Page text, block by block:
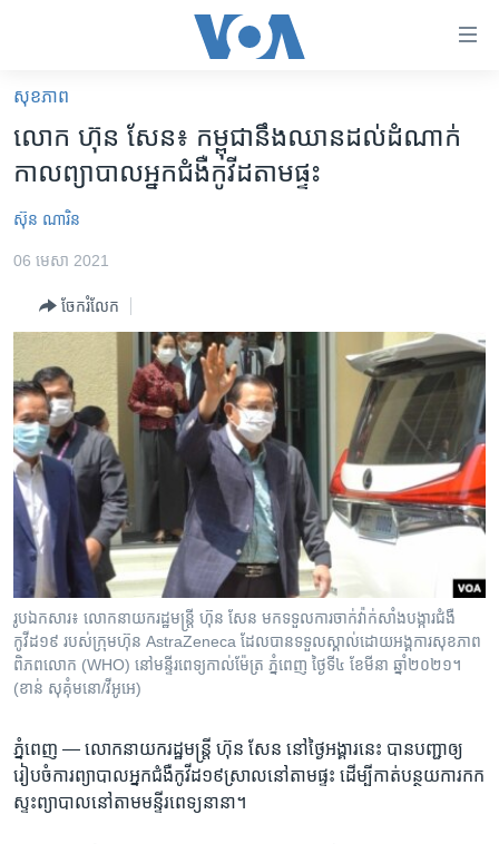
គេហទំព័រ​
ទាក់ទង
និង​
ចូល​
ទំព័រ​
និង​
ចូល​
ទៅ​
ទំព័រ​
រចនា
សម្ព័ន្ធ​
រំលង​
និង​
ទៅ​
កាន់​
ទំព័រ​
រក
កម្ពុជាច្នៃប្រតិដ្ឋ
ទូរទស្សន៍ / វីដេអូ​
វិទ្យុ / ផតខាសថ៍
កម្មវិធីទាំងអស់
Khmer English
បណ្តាញ​សង្គម
ភាសា
សុខភាព
លោក ហ៊ុន សែន៖ កម្ពុជា​នឹង​ឈាន​ដល់​ដំណាក់​
កាល​ព្យាបាល​អ្នក​ជំងឺ​កូវីដ​តាម​ផ្ទះ
ស៊ុន ណារិន
06 មេសា 2021
ចែករំលែក
រូបឯកសារ៖ លោក​នាយក​រដ្ឋមន្ត្រី​ ហ៊ុន សែន​ មក​ទទួល​​ការ​ចាក់​​វ៉ាក់សាំង​បង្ការ​ជំងឺ​
កូវីដ១៩​​ របស់​ក្រុមហ៊ុន​ AstraZeneca​ ដែល​បាន​ទទួល​ស្គាល់​ដោយ​អង្គការ​​សុខភាព​
ពិភពលោក (WHO)​ នៅ​មន្ទីរពេទ្យ​កាល់ម៉ែត្រ​​ ភ្នំពេញ​ ថ្ងៃទី៤​ ខែមីនា​ ឆ្នាំ២០២១។
(ខាន់​ សុគុំមនោ​/​វីអូអេ)
ភ្នំពេញ — លោក​នាយករដ្ឋមន្រ្តី ហ៊ុន សែន នៅ​ថ្ងៃ​អង្គារ​នេះ បាន​បញ្ជា​ឲ្យ​
រៀប​ចំ​ការ​ព្យាបាល​អ្នក​ជំងឺ​កូវីដ​១៩​ស្រាល​នៅ​តាម​ផ្ទះ ដើម្បី​កាត់​បន្ថយ​ការ​កក​
ស្ទះ​ព្យាបាល​នៅ​តាម​មន្ទីរ​ពេទ្យ​នានា​។